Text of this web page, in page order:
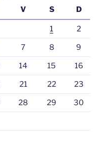
V S D
1 2
7 8 9
14 15 16
21 22 23
28 29 30